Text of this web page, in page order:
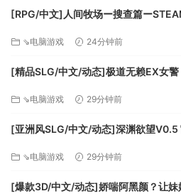
地已经开放供你征服。来自新世界
玩，包括阿兹特克人、阿帕奇人和玛
除了不列颠尼亚、条顿、十字军东
及 50 种建筑类型，总计 80 小时的
提供了全新的多人地图和热座多人
首创，让您可以在同一台计算机上
• 10 个新单位
[RPG/中文]人间牧场ー搜查篇ー
⇘电脑游戏 24分钟前
[精品SLG/中文/动态]极道无赖EX女警
⇘电脑游戏 29分钟前
[亚洲风SLG/中文/动态]深渊欲望V0.5
⇘电脑游戏 29分钟前
[爆款3D/中文/动态]娇喘阿黑颜？让